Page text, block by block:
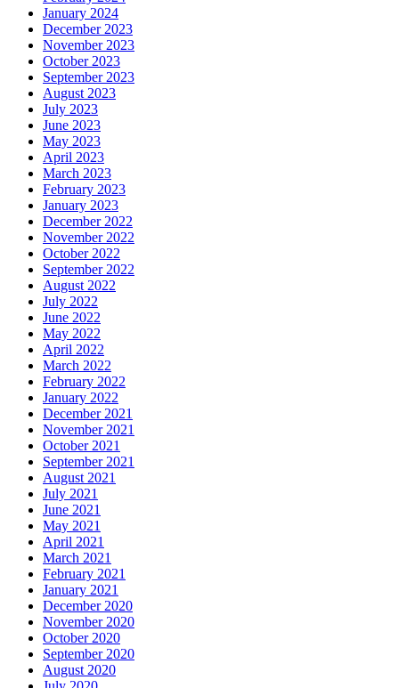
January 2024
December 2023
November 2023
October 2023
September 2023
August 2023
July 2023
June 2023
May 2023
April 2023
March 2023
February 2023
January 2023
December 2022
November 2022
October 2022
September 2022
August 2022
July 2022
June 2022
May 2022
April 2022
March 2022
February 2022
January 2022
December 2021
November 2021
October 2021
September 2021
August 2021
July 2021
June 2021
May 2021
April 2021
March 2021
February 2021
January 2021
December 2020
November 2020
October 2020
September 2020
August 2020